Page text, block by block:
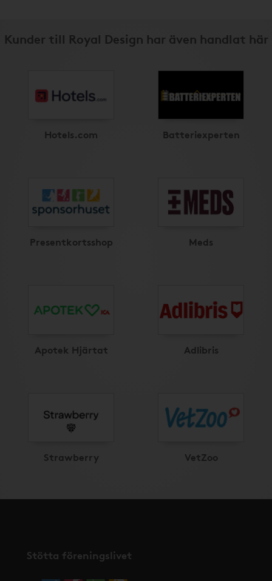
Kunder till Royal Design har även handlat här
Hotels.com Batteriexperten
Presentkortsshop Meds
Apotek Hjärtat Adlibris
Strawberry VetZoo
Stötta föreningslivet